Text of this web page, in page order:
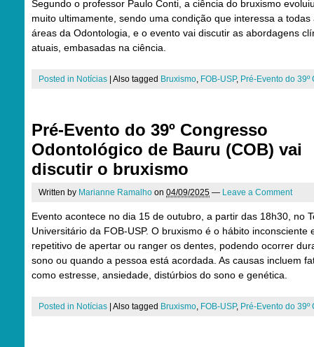
Segundo o professor Paulo Conti, a ciência do bruxismo
muito ultimamente, sendo uma condição que interessa a todas
áreas da Odontologia, e o evento vai discutir as abordagens
atuais, embasadas na ciência.
Posted in Notícias Also tagged Bruxismo, FOB-USP, Pré-Evento do 39º
Pré-Evento do 39º Congresso
Odontológico de Bauru (COB) vai
discutir o bruxismo
Written by Marianne Ramalho on 04/09/2025 — Leave a Comment
Evento acontece no dia 15 de outubro, a partir das 18h30, no
Universitário da FOB-USP. O bruxismo é o hábito inconsciente
repetitivo de apertar ou ranger os dentes, podendo ocorrer
sono ou quando a pessoa está acordada. As causas incluem
como estresse, ansiedade, distúrbios do sono e genética.
Posted in Notícias Also tagged Bruxismo, FOB-USP, Pré-Evento do 39º